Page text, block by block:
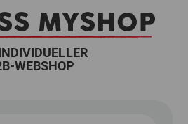
MYSHOP
WEBSHOP